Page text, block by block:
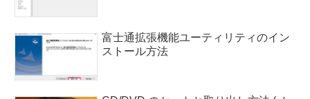
富士通拡張機能ユーティリティのイン
ストール方法